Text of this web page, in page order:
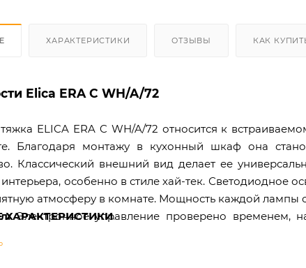
ХАРАКТЕРИСТИКИ ОТЗЫВЫ КАК
Elica ERA C WH/A/72
ELICA ERA C WH/A/72 относится к
Благодаря монтажу в кухонный шкаф она
Классический внешний вид делает ее
особенно в стиле хай-тек. Светодиодное
атмосферу в комнате. Мощность каждой лампы
Электронное управление проверено временем,